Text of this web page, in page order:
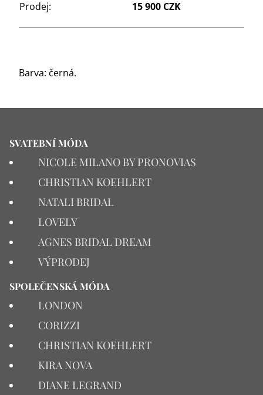
Prodej:
15 900 CZK
Barva: černá.
SVATEBNÍ MÓDA
NICOLE MILANO BY PRONOVIAS
CHRISTIAN KOEHLERT
NATALI BRIDAL
LOVELY
AGNES BRIDAL DREAM
VÝPRODEJ
SPOLEČENSKÁ MÓDA
LONDON
CORIZZI
CHRISTIAN KOEHLERT
KIRA NOVA
DIANE LEGRAND